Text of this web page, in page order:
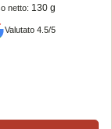
netto: 130 g
Valutato 4.5/5